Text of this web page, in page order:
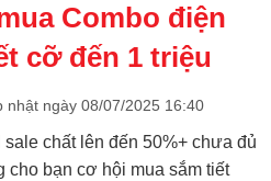
Combo điện
cỡ đến 1 triệu
nhật ngày 08/07/2025 16:40
chất lên đến 50%+ chưa đủ
cho bạn cơ hội mua sắm tiết